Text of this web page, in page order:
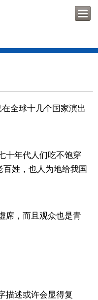
全球十几个国家演出
年代人们吃不饱穿
姓，也人为地给我国
席，而且观众也是青
描述或许会显得复